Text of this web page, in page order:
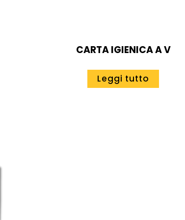
CARTA IGIENICA A V
Leggi tutto